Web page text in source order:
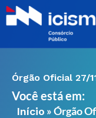
Ir
para
Órgão Oficial 27/
Você está em:
Início »Órgão